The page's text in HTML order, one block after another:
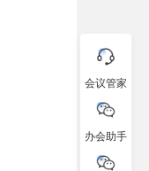
会议管家
办会助手